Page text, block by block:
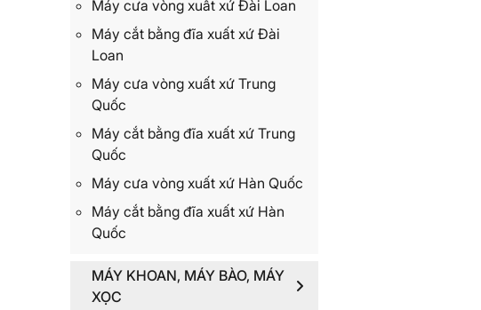
Máy cưa vòng xuất xứ Đài Loan
Máy cắt bằng đĩa xuất xứ Đài
Loan
Máy cưa vòng xuất xứ Trung
Quốc
Máy cắt bằng đĩa xuất xứ Trung
Quốc
Máy cưa vòng xuất xứ Hàn Quốc
Máy cắt bằng đĩa xuất xứ Hàn
Quốc
MÁY KHOAN, MÁY BÀO, MÁY
XỌC